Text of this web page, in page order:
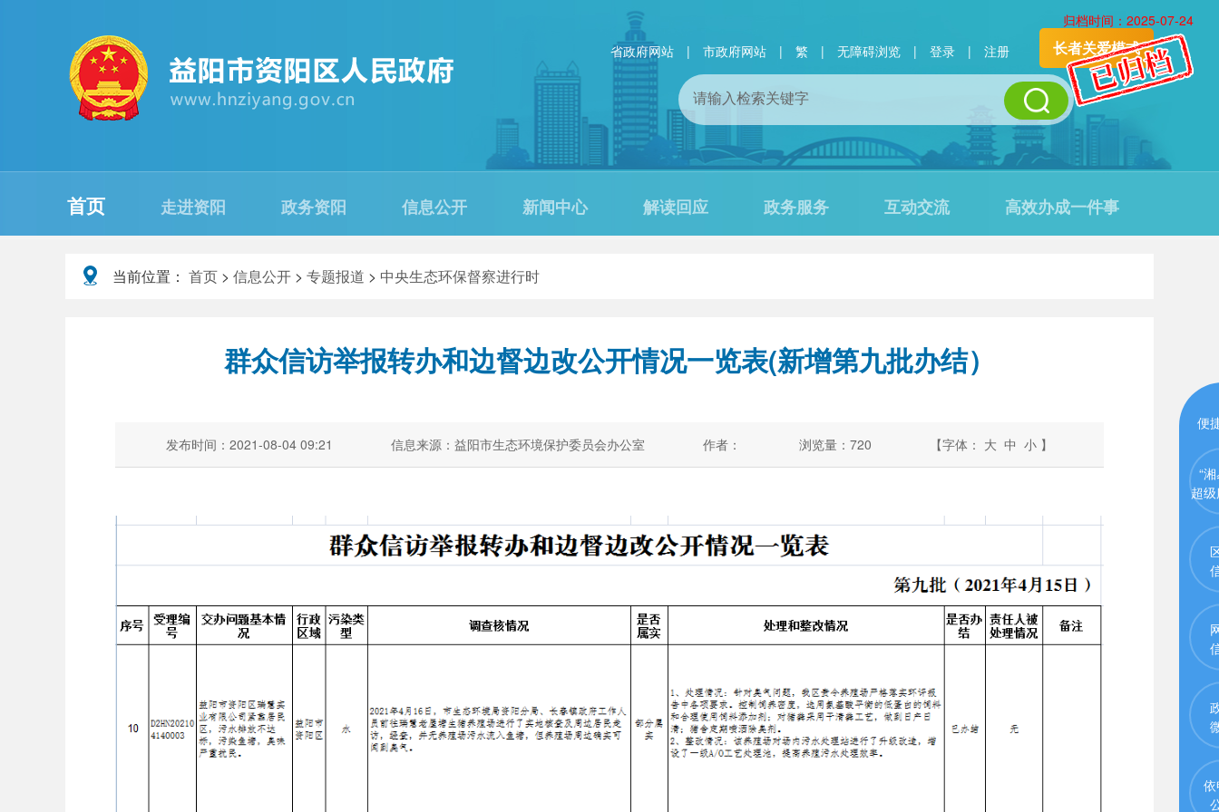
归档时间：2025-07-24
省政府网站
| 市政府网站 | 繁 | 无障碍浏览 | 登录 | 注册 长者关爱模式
首页 走进资阳 政务资阳 信息公开 新闻中心 解读回应 政务服务 互动交流 高效办成一件事
当前位置： 首页 > 信息公开 > 专题报道 > 中央生态环保督察进行时
群众信访举报转办和边督边改公开情况一览表(新增第九批办结）
发布时间：2021-08-04 09:21 信息来源：益阳市生态环境保护委员会办公室 作者： 浏览量： 720 【字体： 大 中 小 】
便
“
超